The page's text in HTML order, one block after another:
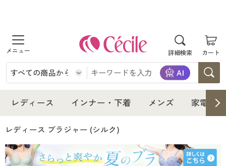
詳細検索 カート
商品を探す
レディース
レディースファッション
女性下着
インナー・下着
インナー・下着通販すべて
女性下着
メンズ
メンズ通販すべて
家電・雑貨
レディース インナー・下着 メンズ 家電・
レディース ブラジャー (シルク)